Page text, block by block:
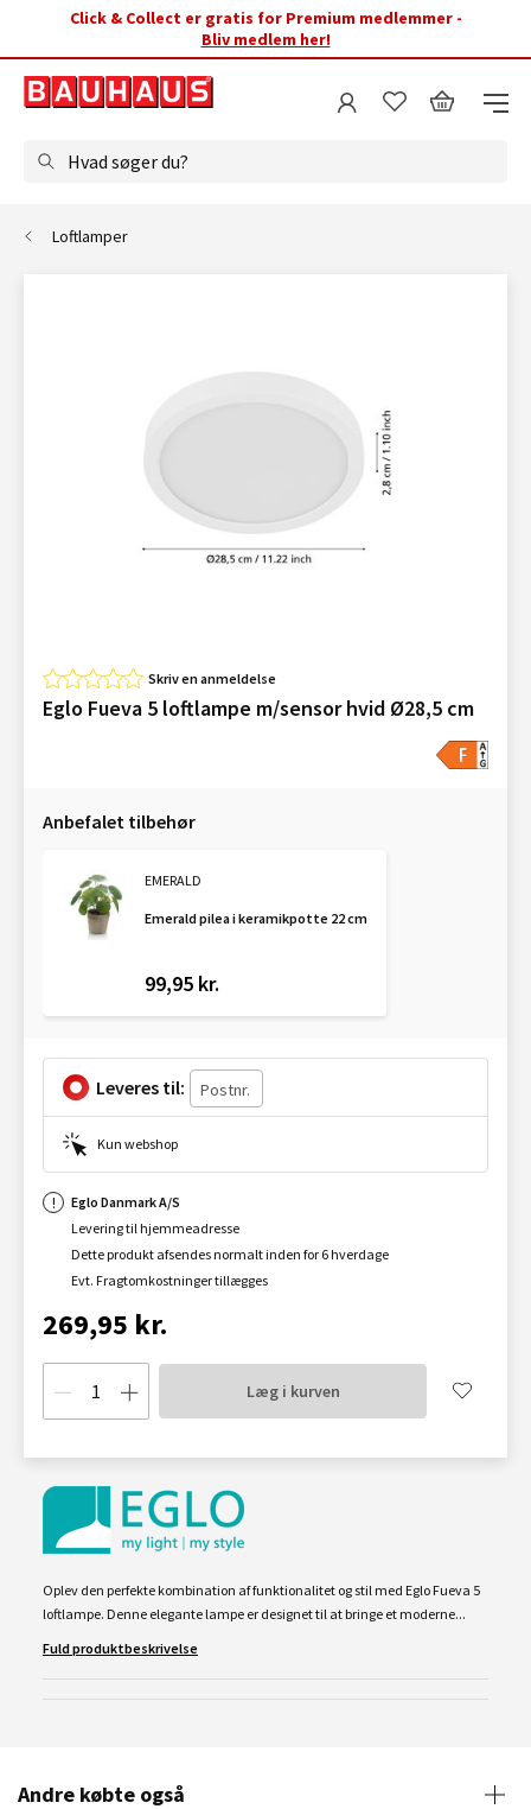
Click & Collect er gratis for Premium medlemmer -
Bliv medlem her!
Hvad søger du?
Loftlamper
Skriv en anmeldelse
Eglo Fueva 5 loftlampe m/sensor hvid Ø28,5 cm
Anbefalet tilbehør
EMERALD
Emerald pilea i keramikpotte 22 cm
99,95 kr.
Leveres til:
Kun webshop
Eglo Danmark A/S
Levering til hjemmeadresse
Dette produkt afsendes normalt inden for 6 hverdage
Evt. Fragtomkostninger tillægges
269,95 kr.
Læg i kurven
Oplev den perfekte kombination af funktionalitet og stil med Eglo Fueva 5
loftlampe. Denne elegante lampe er designet til at bringe et moderne...
Fuld produktbeskrivelse
Andre købte også